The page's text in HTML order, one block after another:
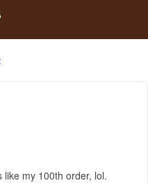
my 100th order, lol.